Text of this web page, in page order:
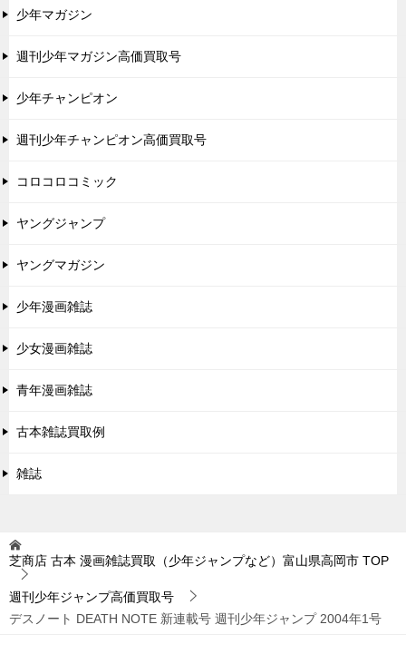
少年マガジン
週刊少年マガジン高価買取号
少年チャンピオン
週刊少年チャンピオン高価買取号
コロコロコミック
ヤングジャンプ
ヤングマガジン
少年漫画雑誌
少女漫画雑誌
青年漫画雑誌
古本雑誌買取例
雑誌
芝商店 古本 漫画雑誌買取（少年ジャンプなど）富山県高岡市 TOP
週刊少年ジャンプ高価買取号
デスノート DEATH NOTE 新連載号 週刊少年ジャンプ 2004年1号